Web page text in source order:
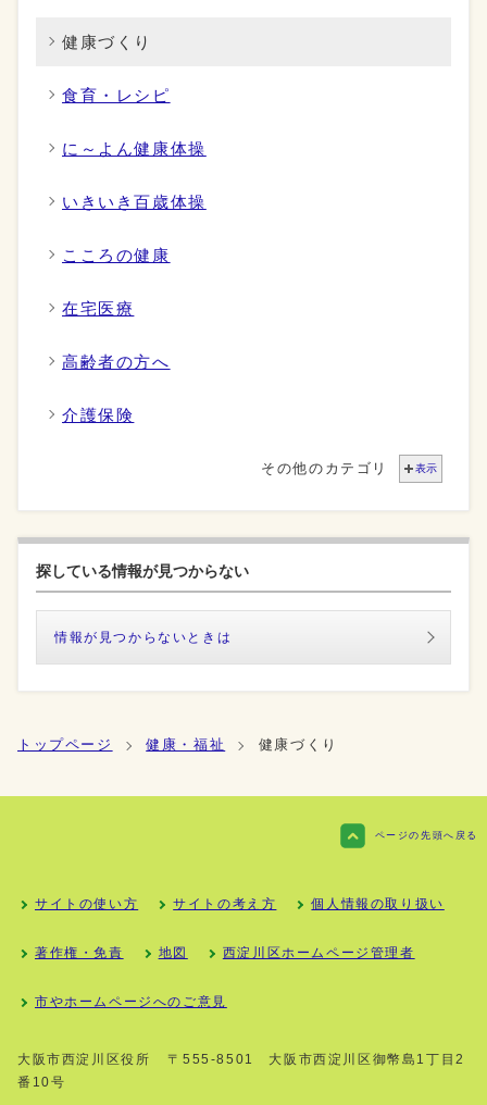
健康づくり
食育・レシピ
に～よん健康体操
いきいき百歳体操
こころの健康
在宅医療
高齢者の方へ
介護保険
その他のカテゴリ 表示
探している情報が見つからない
情報が見つからないときは
トップページ 健康・福祉 健康づくり
ページの先頭へ戻る
サイトの使い方 サイトの考え方 個人情報の取り扱い
著作権・免責 地図 西淀川区ホームページ管理者
市やホームページへのご意見
大阪市西淀川区役所
〒555-8501 大阪市西淀川区御幣島1丁目2
番10号